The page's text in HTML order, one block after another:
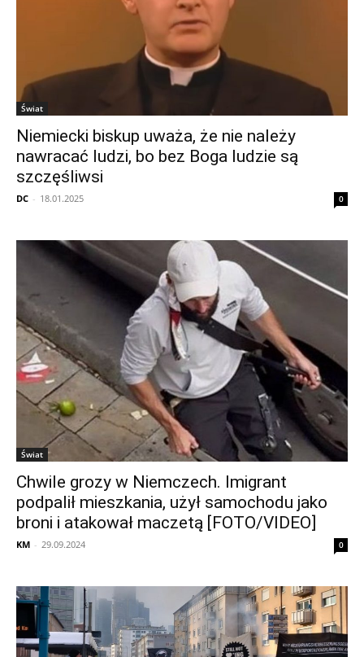
Świat
Niemiecki biskup uważa, że nie należy
nawracać ludzi, bo bez Boga ludzie są
szczęśliwsi
DC - 18.01.2025 0
Świat
Chwile grozy w Niemczech. Imigrant
podpalił mieszkania, użył samochodu jako
broni i atakował maczetą [FOTO/VIDEO]
KM - 29.09.2024 0